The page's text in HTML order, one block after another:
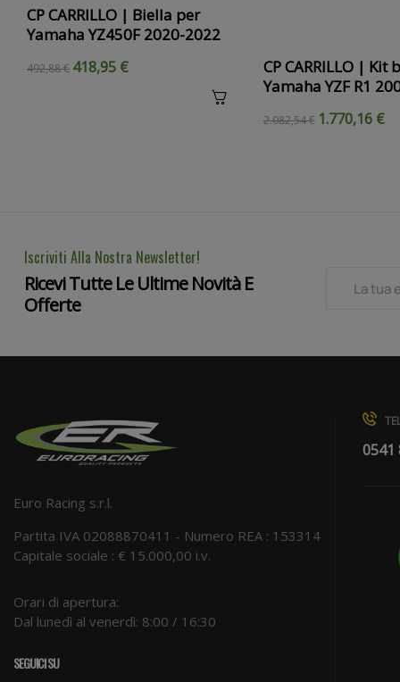
CP CARRILLO | Biella per
Yamaha YZ450F 2020-2022
492,88 € 418,95 €
CP CARRILLO | Kit
Yamaha YZF R1
2.082,54 € 1.770,16 €
Iscriviti Alla Nostra Newsletter!
Ricevi Tutte Le Ultime Novità E
Offerte
Euro Racing s.r.l.
Partita IVA 02088870411 - Numero REA : 153314
Capitale sociale : € 15.000,00 i.v.
Orari di apertura:
Dal lunedì al venerdì: 8:00 / 16:30
SEGUICI SU
0541